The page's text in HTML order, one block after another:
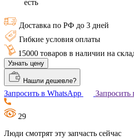
есть
Доставка по РФ до 3 дней
Гибкие условия оплаты
15000 товаров в наличии на
Узнать цену
Нашли дешевле?
Запросить в WhatsApp Запросить
29
Люди смотрят эту запчасть сейчас